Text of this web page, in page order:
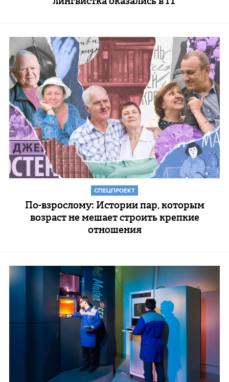
СПЕЦПРОЕКТ
По-взрослому: Истории пар, которым
возраст не мешает строить крепкие
отношения